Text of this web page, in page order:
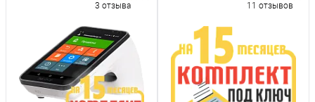
3 отзыва 11 отзывов